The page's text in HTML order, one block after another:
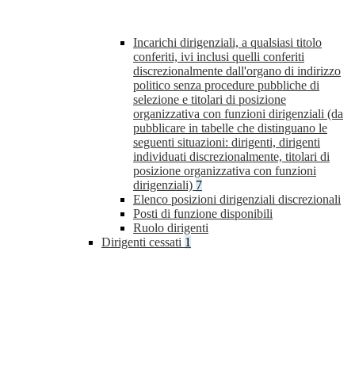
Incarichi dirigenziali, a qualsiasi titolo
conferiti, ivi inclusi quelli conferiti
discrezionalmente dall'organo di indirizzo
politico senza procedure pubbliche di
selezione e titolari di posizione
organizzativa con funzioni dirigenziali (da
pubblicare in tabelle che distinguano le
seguenti situazioni: dirigenti, dirigenti
individuati discrezionalmente, titolari di
posizione organizzativa con funzioni
dirigenziali) 7
Elenco posizioni dirigenziali discrezionali
Posti di funzione disponibili
Ruolo dirigenti
Dirigenti cessati 1